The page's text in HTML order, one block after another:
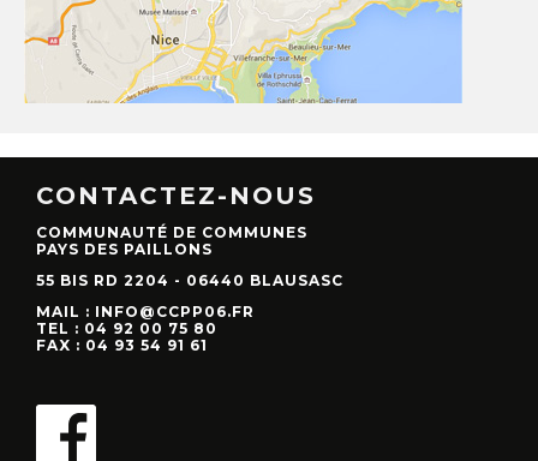
CONTACTEZ-NOUS
COMMUNAUTÉ DE COMMUNES
PAYS DES PAILLONS
55 BIS RD 2204 - 06440 BLAUSASC
MAIL : INFO@CCPP06.FR
TEL : 04 92 00 75 80
FAX : 04 93 54 91 61